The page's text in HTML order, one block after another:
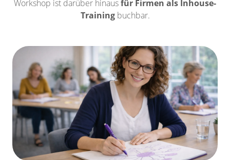
Workshop ist darüber hinausfür Firmen als Inhouse-
Training buchbar.